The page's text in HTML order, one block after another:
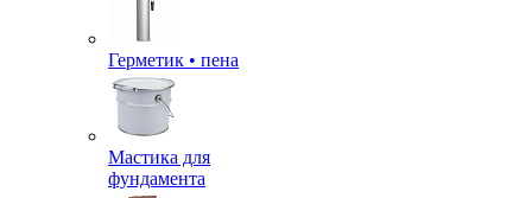
Герметик • пена
Мастика для
фундамента